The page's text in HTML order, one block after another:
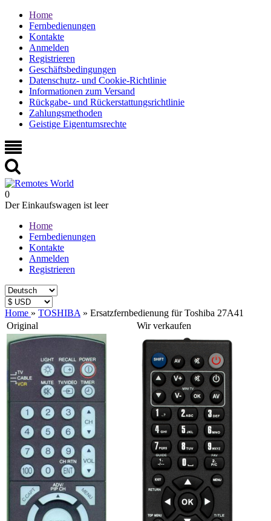
Home
Fernbedienungen
Kontakte
Anmelden
Registrieren
Geschäftsbedingungen
Datenschutz- und Cookie-Richtlinie
Informationen zum Versand
Rückgabe- und Rückerstattungsrichtlinie
Zahlungsmethoden
Geistige Eigentumsrechte
0
Der Einkaufswagen ist leer
Home
Fernbedienungen
Kontakte
Anmelden
Registrieren
Home » TOSHIBA » Ersatzfernbedienung für Toshiba 27A41
Original
Wir verkaufen